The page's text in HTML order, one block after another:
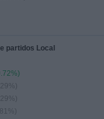
partidos Local